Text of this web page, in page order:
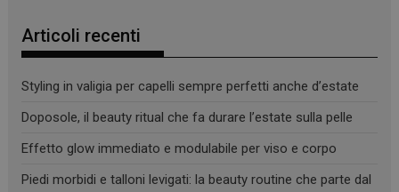
Articoli recenti
Styling in valigia per capelli sempre perfetti anche d’estate
Doposole, il beauty ritual che fa durare l’estate sulla pelle
Effetto glow immediato e modulabile per viso e corpo
Piedi morbidi e talloni levigati: la beauty routine che parte dal